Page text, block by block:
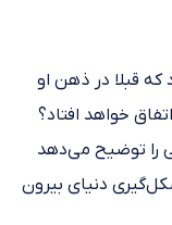
قبلا در ذهن او
خواهد افتاد؟
را توضیح می‌دهد
دنیای بیرون